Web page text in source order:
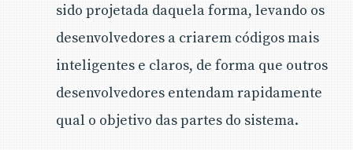
sido projetada daquela forma, levando os
desenvolvedores a criarem códigos mais
inteligentes e claros, de forma que outros
desenvolvedores entendam rapidamente
qual o objetivo das partes do sistema.